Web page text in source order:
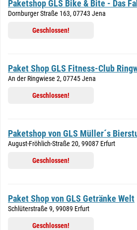
Paketshop GLS Bike & Bite - Das
Dornburger Straße 163, 07743 Jena
Geschlossen!
Paket Shop GLS Fitness-Club
An der Ringwiese 2, 07745 Jena
Geschlossen!
Paketshop von GLS Müller´s
August-Fröhlich-Straße 20, 99087 Erfurt
Geschlossen!
Paket Shop von GLS Getränke Welt
Schlüterstraße 9, 99089 Erfurt
Geschlossen!